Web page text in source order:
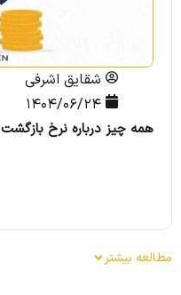
شقایق اشرفی
۱۴۰۴/۰۶/۲۴
همه چیز درباره نرخ
مطالعه بیشتر